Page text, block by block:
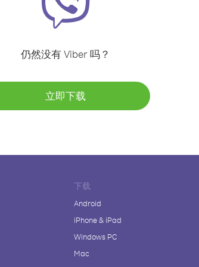
仍然没有 Viber 吗？
立即下载
下载
Android
iPhone & iPad
Windows PC
Mac